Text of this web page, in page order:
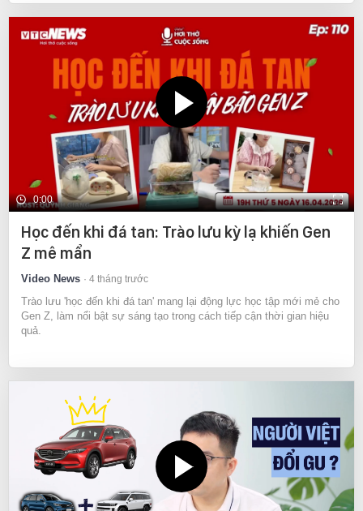
0:00
Học đến khi đá tan: Trào lưu kỳ lạ khiến Gen
Z mê mẩn
Video News 4 tháng trước
Trào lưu 'học đến khi đá tan' mang lại động lực học tập mới mẻ cho
Gen Z, làm nổi bật sự sáng tạo trong cách tiếp cận thời gian hiệu
quả.